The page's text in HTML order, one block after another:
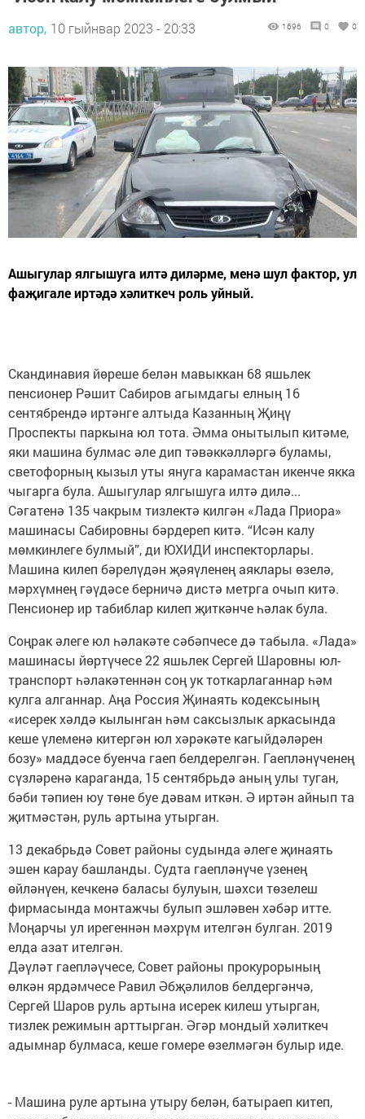
автор, 10 гыйнвар 2023 - 20:33 1696 0 0
Ашыгулар ялгышуга илтә диләрме, менә шул фактор, ул
фаҗигале иртәдә хәлиткеч роль уйный.
Скандинавия йөреше белән мавыккан 68 яшьлек
пенсионер Рәшит Сабиров агымдагы елның 16
сентябрендә иртәнге алтыда Казанның Җиңү
Проспекты паркына юл тота. Әмма онытылып китәме,
яки машина булмас әле дип тәвәккәлләргә буламы,
светофорның кызыл уты януга карамастан икенче якка
чыгарга була. Ашыгулар ялгышуга илтә дилә...
Сәгатенә 135 чакрым тизлектә килгән «Лада Приора»
машинасы Сабировны бәрдереп китә. “Исән калу
мөмкинлеге булмый”, ди ЮХИДИ инспекторлары.
Машина килеп бәрелүдән җәяүленең аяклары өзелә,
мәрхүмнең гәүдәсе берничә дистә метрга очып китә.
Пенсионер ир табиблар килеп җиткәнче һәлак була.
Соңрак әлеге юл һәлакәте сәбәпчесе дә табыла. «Лада»
машинасы йөртүчесе 22 яшьлек Сергей Шаровны юл-
транспорт һәлакәтеннән соң ук тоткарлаганнар һәм
кулга алганнар. Аңа Россия Җинаять кодексының
«исерек хәлдә кылынган һәм саксызлык аркасында
кеше үлеменә китергән юл хәрәкәте кагыйдәләрен
бозу» маддәсе буенча гаеп белдерелгән. Гаепләнүченең
сүзләренә караганда, 15 сентябрьдә аның улы туган,
бәби тәпиен юу төне буе дәвам иткән. Ә иртән айнып та
җитмәстән, руль артына утырган.
13 декабрьдә Совет районы судында әлеге җинаять
эшен карау башланды. Судта гаепләнүче үзенең
өйләнүен, кечкенә баласы булуын, шәхси төзелеш
фирмасында монтажчы булып эшләвен хәбәр итте.
Моңарчы ул ирегеннән мәхрүм ителгән булган. 2019
елда азат ителгән.
Дәүләт гаепләүчесе, Совет районы прокурорының
өлкән ярдәмчесе Равил Әбҗәлилов белдергәнчә,
Сергей Шаров руль артына исерек килеш утырган,
тизлек режимын арттырган. Әгәр мондый хәлиткеч
адымнар булмаса, кеше гомере өзелмәгән булыр иде.
- Машина руле артына утыру белән, батыраеп китеп,